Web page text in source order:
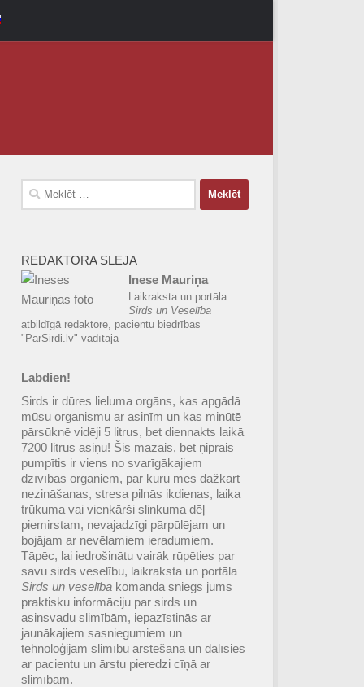
Meklēt:
REDAKTORA SLEJA
Inese Mauriņa
Laikraksta un portāla
Sirds un Veselība
atbildīgā redaktore, pacientu biedrības
"ParSirdi.lv" vadītāja
Labdien!
Sirds ir dūres lieluma orgāns, kas apgādā
mūsu organismu ar asinīm un kas minūtē
pārsūknē vidēji 5 litrus, bet diennakts laikā
7200 litrus asiņu! Šis mazais, bet ņiprais
pumpītis ir viens no svarīgākajiem
dzīvības orgāniem, par kuru mēs dažkārt
nezināšanas, stresa pilnās ikdienas, laika
trūkuma vai vienkārši slinkuma dēļ
piemirstam, nevajadzīgi pārpūlējam un
bojājam ar nevēlamiem ieradumiem.
Tāpēc, lai iedrošinātu vairāk rūpēties par
savu sirds veselību, laikraksta un portāla
Sirds un veselība komanda sniegs jums
praktisku informāciju par sirds un
asinsvadu slimībām, iepazīstinās ar
jaunākajiem sasniegumiem un
tehnoloģijām slimību ārstēšanā un dalīsies
ar pacientu un ārstu pieredzi cīņā ar
slimībām.